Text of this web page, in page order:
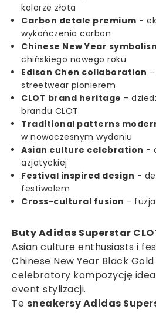
kolorze złota
Carbon detale premium -
wykończenia carbon
Chinese New Year
chińskiego nowego roku
Edison Chen collaboration -
streetwear pionierem
CLOT brand heritage -
brandu CLOT
Traditional patterns
w nowoczesnym wydaniu
Asian culture celebration -
azjatyckiej
Festival inspired design -
festiwalem
Cross-cultural fusion -
Buty Adidas Superstar
Asian culture enthusiasts i
Chinese New Year Black
celebratory kompozycję
event stylizacji.
Te sneakersy Adidas